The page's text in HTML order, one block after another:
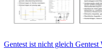
Gentest ist nicht gleich